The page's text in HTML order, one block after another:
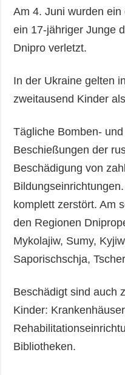
Am 4. Juni wurden
ein 17-jähriger Junge
Dnipro verletzt.
In der Ukraine gelten
zweitausend Kinder
Tägliche Bomben-
Beschießungen der
Beschädigung von
komplett zerstört. Am
den Regionen
Mykolajiw, Sumy,
Saporischschja,
Beschädigt sind auch
Kinder:
Bibliotheken.